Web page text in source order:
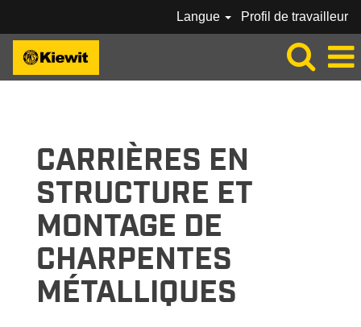
Langue Profil de travailleur
CHARPENTES-
FR_CACARRIÈRES EN
STRUCTURE ET
MONTAGE DE
CHARPENTES
MÉTALLIQUES